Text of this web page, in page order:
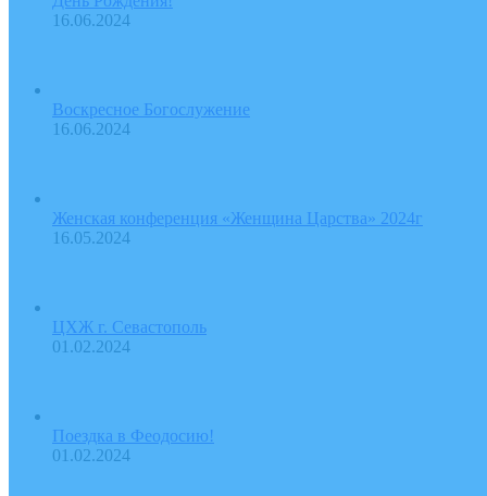
16.06.2024
Воскресное Богослужение
16.06.2024
Женская конференция «Женщина Царства» 2024г
16.05.2024
ЦХЖ г. Севастополь
01.02.2024
Поездка в Феодосию!
01.02.2024